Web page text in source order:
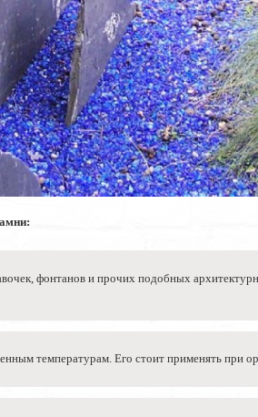
фонтанов и прочих подобных
температурам. Его стоит применять при